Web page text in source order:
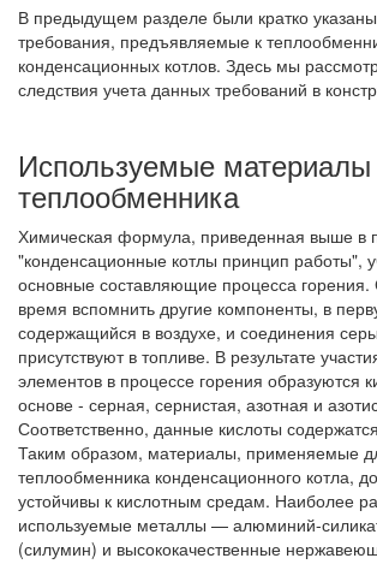
В предыдущем разделе были кратко
требования, предъявляемые к
конденсационных котлов. Здесь мы
следствия учета данных требований в
Используемые
теплообменника
Химическая формула, приведенная выше в
"конденсационные котлы принцип работы",
основные составляющие процесса
время вспомнить другие компоненты, в
содержащийся в воздухе, и соединения
присутствуют в топливе. В результате
элементов в процессе горения образуются
основе - серная, сернистая, азотная и
Соответственно, данные кислоты
Таким образом, материалы, применяемые
теплообменника конденсационного котла,
устойчивы к кислотным средам. Наиболее
используемые металлы — алюминий-
(силумин) и высококачественные